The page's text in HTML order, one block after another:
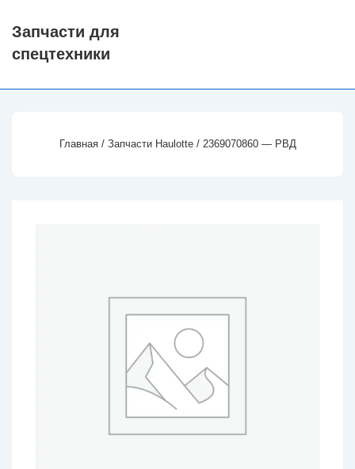
Перейти
Запчасти для
спецтехники
Главная/ Запчасти Haulotte/ 2369070860 — РВД